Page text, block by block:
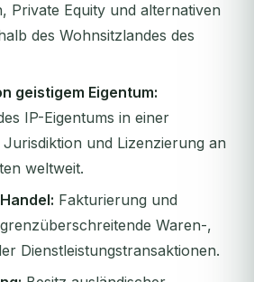
Private Equity und alternativen
des Wohnsitzlandes des
geistigem Eigentum:
IP-Eigentums in einer
und Lizenzierung an
weltweit.
Fakturierung und
Waren-,
Dienstleistungstransaktionen.